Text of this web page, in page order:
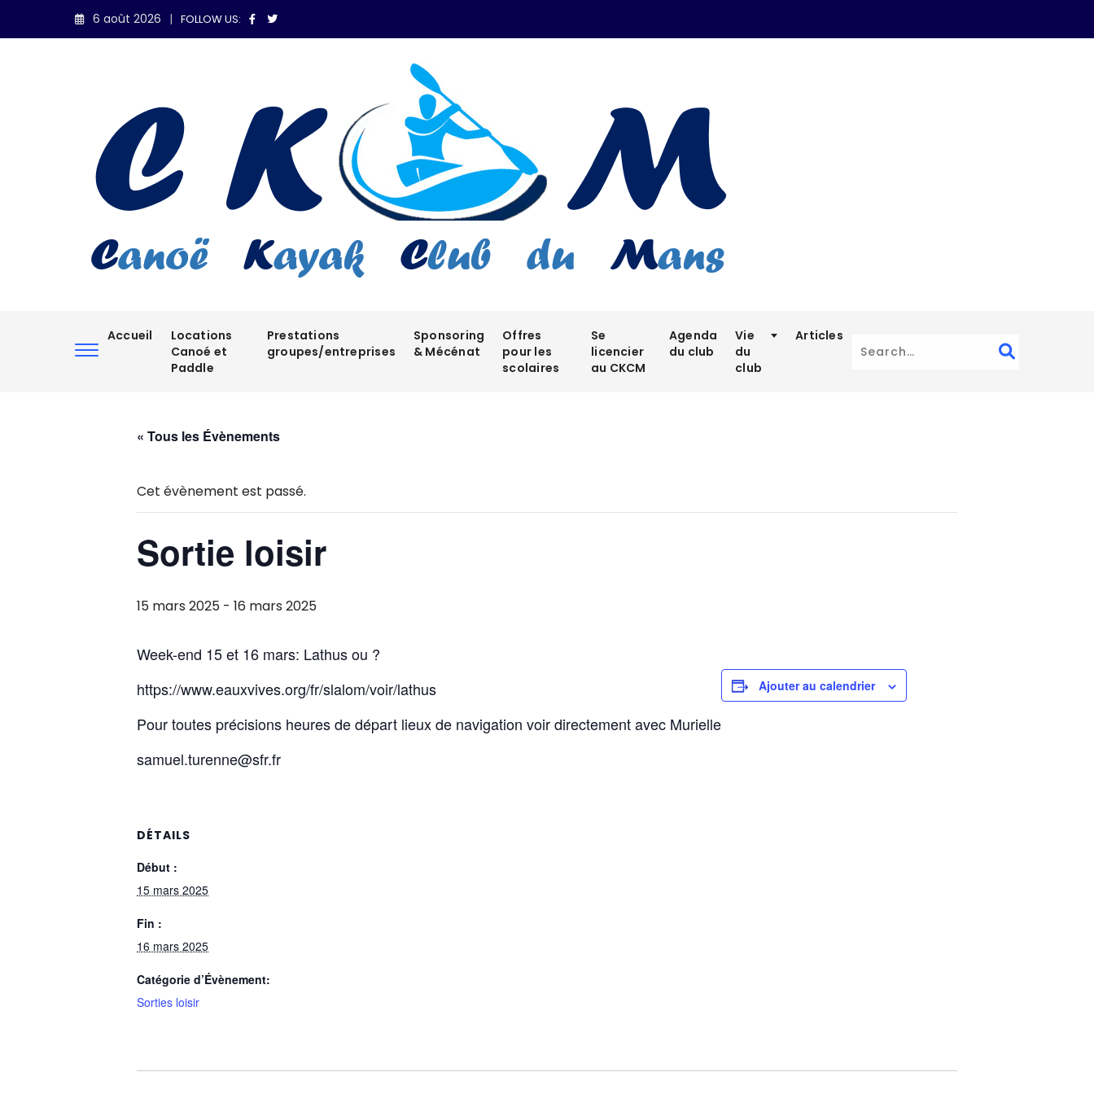
6 août 2026 FOLLOW US:
Accueil
Locations
Canoé et
Paddle
Prestations
groupes/entreprises
Sponsoring
& Mécénat
Offres
pour les
scolaires
Se
licencier
au CKCM
Agenda
du club
Vie
du
club
Articles
« Tous les Évènements
Cet évènement est passé.
Sortie loisir
15 mars 2025 - 16 mars 2025
Week-end 15 et 16 mars: Lathus ou ?
https://www.eauxvives.org/fr/slalom/voir/lathus
Pour toutes précisions heures de départ lieux de navigation voir directement avec Murielle
samuel.turenne@sfr.fr
Ajouter au calendrier
DÉTAILS
Début :
15 mars 2025
Fin :
16 mars 2025
Catégorie d’Évènement:
Sorties loisir